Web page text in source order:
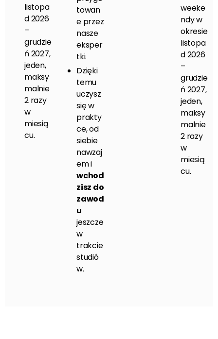
listopa
d 2026
–
grudzie
ń 2027,
jeden,
maksy
malnie
2 razy
w
miesią
cu.
towan
e przez
nasze
eksper
tki.
Dzięki
temu
uczysz
się w
prakty
ce, od
siebie
nawzaj
em i
wchod
zisz do
zawod
u
jeszcze
w
trakcie
studió
w.
weeke
ndy w
okresie
listopa
d 2026
–
grudzie
ń 2027,
jeden,
maksy
malnie
2 razy
w
miesią
cu.